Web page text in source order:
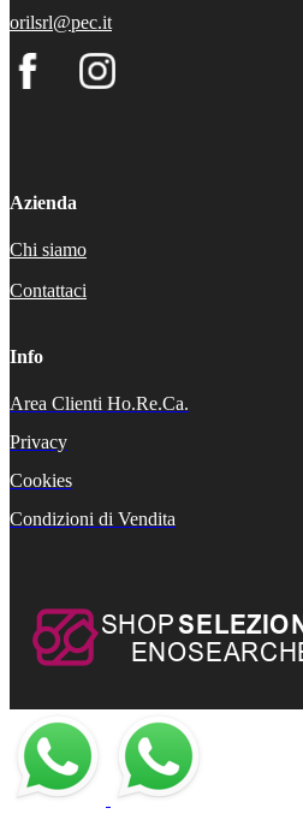
orilsrl@pec.it
Azienda
Chi siamo
Contattaci
Info
Area Clienti Ho.Re.Ca.
Privacy
Cookies
Condizioni di Vendita